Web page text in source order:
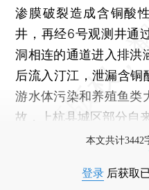
渗膜破裂造成含铜酸
井，再经6号观测井通
洞相连的通道进入排洪
后流入汀江，泄漏含
游水体污染和养殖鱼类
故，上杭县城区部分自
本文共计3442
登录 后获取